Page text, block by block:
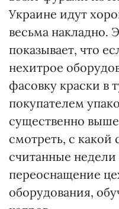
Украине идут
весьма накладно.
показывает, что
нехитрое
фасовку краски в
покупателем
существенно
смотреть, с какой
считанные
переоснащение
оборудования,